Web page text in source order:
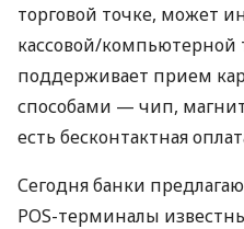
торговой точке, может
кассовой/компьютерной
поддерживает прием
способами — чип,
есть бесконтактная
Сегодня банки
POS-терминалы